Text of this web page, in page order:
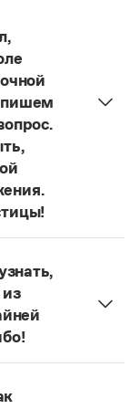
пишем
о своих
Где ты только